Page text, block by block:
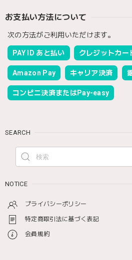
お支払い方法について
次の方法がご利用いただけます。
PAY ID あと払い クレジットカー
Amazon Pay キャリア決済
コンビニ決済またはPay-easy
SEARCH
NOTICE
プライバシーポリシー
特定商取引法に基づく表記
会員規約